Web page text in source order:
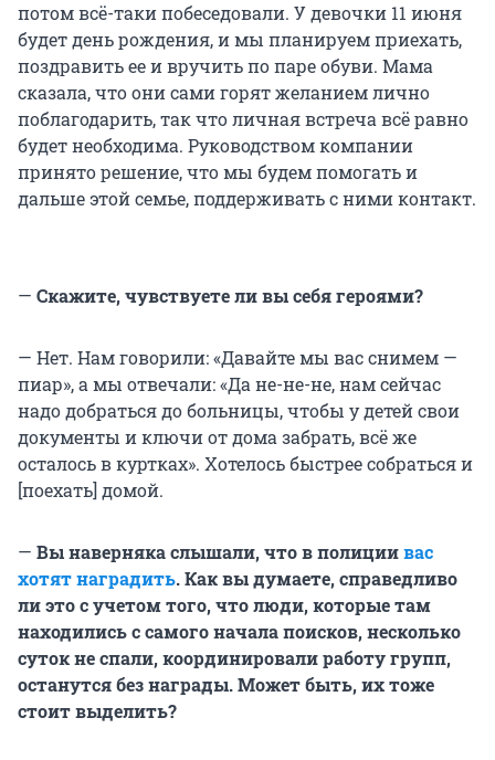
потом всё-таки побеседовали. У девочки 11 июня
будет день рождения, и мы планируем приехать,
поздравить ее и вручить по паре обуви. Мама
сказала, что они сами горят желанием лично
поблагодарить, так что личная встреча всё равно
будет необходима. Руководством компании
принято решение, что мы будем помогать и
дальше этой семье, поддерживать с ними контакт.
— Скажите, чувствуете ли вы себя героями?
— Нет. Нам говорили: «Давайте мы вас снимем —
пиар», а мы отвечали: «Да не-не-не, нам сейчас
надо добраться до больницы, чтобы у детей свои
документы и ключи от дома забрать, всё же
осталось в куртках». Хотелось быстрее собраться и
[поехать] домой.
— Вы наверняка слышали, что в полициивас
хотят наградить. Как вы думаете, справедливо
ли это с учетом того, что люди, которые там
находились с самого начала поисков, несколько
суток не спали, координировали работу групп,
останутся без награды. Может быть, их тоже
стоит выделить?